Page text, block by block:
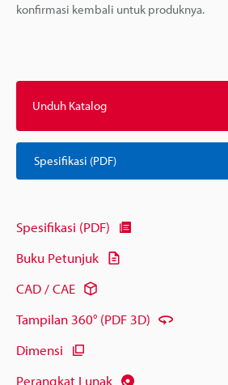
konfirmasi kembali untuk produknya.
Unduh Katalog
Spesifikasi (PDF)
Spesifikasi (PDF)
Buku Petunjuk
CAD / CAE
Tampilan 360° (PDF 3D)
Dimensi
Perangkat Lunak